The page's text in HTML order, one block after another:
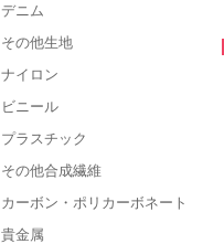
デニム
その他生地
ナイロン
ビニール
プラスチック
その他合成繊維
カーボン・ポリカーボネート
貴金属